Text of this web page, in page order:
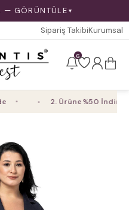
— GÖRÜNTÜLE ▼
Sipariş TakibiKurumsal
6
2. Ürüne %50 İndirim